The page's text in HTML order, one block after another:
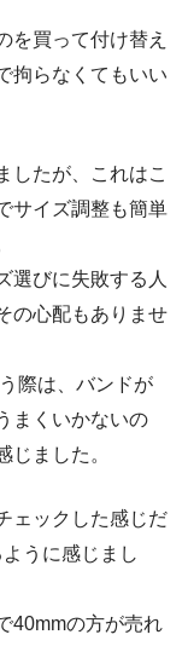
を買って付け替え
拘らなくてもいい
したが、これはこ
サイズ調整も簡単
選びに失敗する人
の心配もありませ
際は、バンドが
まくいかないの
じました。
ェックした感じだ
うに感じまし
40mmの方が売れ